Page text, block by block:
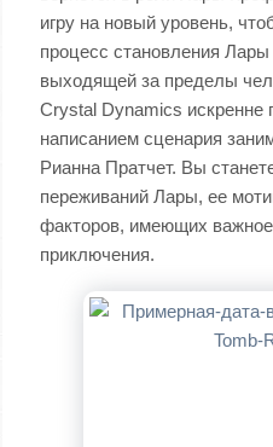
игру на новый уровень,
процесс становления Лары
выходящей за пределы
Crystal Dynamics искренне
написанием сценария
Рианна Пратчет. Вы
переживаний Лары, ее
факторов, имеющих важное
приключения.